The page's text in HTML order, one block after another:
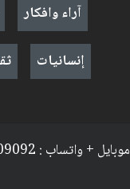
آراء وافكار
إنسانيات
موبايل + واتساب : 009647902409092